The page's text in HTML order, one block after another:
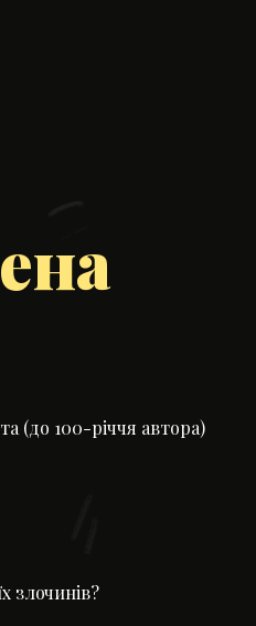
(до 100-річчя автора)
злочинів?